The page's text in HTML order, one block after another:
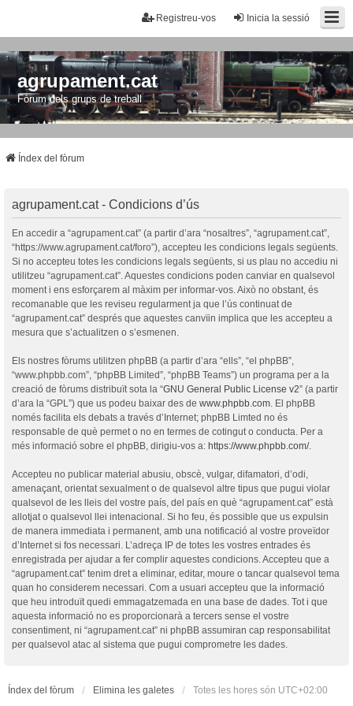
Inicia la sessió
Registreu-vos
agrupament.cat
Fòrum dels grups de treball
Índex del fòrum
agrupament.cat - Condicions d’ús
En accedir a “agrupament.cat” (a partir d’ara “nosaltres”, “agrupament.cat”,
“https://www.agrupament.cat/foro”), accepteu les condicions legals següents.
Si no accepteu totes les condicions legals següents, si us plau no accediu ni
utilitzeu “agrupament.cat”. Aquestes condicions poden canviar en qualsevol
moment i ens esforçarem al màxim per informar-vos. Això no obstant, és
recomanable que les reviseu regularment ja que l’ús continuat de
“agrupament.cat” després que aquestes canvïin implica que les accepteu a
mesura que s’actualitzen o s’esmenen.
Els nostres fòrums utilitzen phpBB (a partir d’ara “ells”, “el phpBB”,
“www.phpbb.com”, “phpBB Limited”, “phpBB Teams”) un programa per a la
creació de fòrums distribuït sota la “GNU General Public License v2” (a partir
d’ara la “GPL”) que us podeu baixar des de www.phpbb.com . El phpBB
només facilita els debats a través d’Internet; phpBB Limted no és
responsable de què permet o no en termes de cotingut o conducta. Per a
més informació sobre el phpBB, dirigiu-vos a: https://www.phpbb.com/.
Accepteu no publicar material abusiu, obscè, vulgar, difamatori, d’odi,
amenaçant, orientat sexualment o de qualsevol altre tipus que pugui violar
qualsevol de les lleis del vostre país, del país en què “agrupament.cat” està
allotjat o qualsevol llei intenacional. Si ho feu, és possible que us expulsin
de manera immediata i permanent, amb una notificació al vostre proveïdor
d’Internet si fos necessari. L’adreça IP de totes les vostres entrades és
enregistrada per ajudar a fer complir aquestes condicions. Accepteu que a
“agrupament.cat” tenim dret a eliminar, editar, moure o tancar qualsevol tema
quan ho considerem necessari. Com a usuari accepteu que la informació
que heu introduït quedi emmagatzemada en una base de dades. Tot i que
aquesta informació no es proporcionarà a tercers sense el vostre
consentiment, ni “agrupament.cat” ni phpBB assumiran cap responsabilitat
per qualsevol atac al sistema que pugui comprometre les dades.
Índex del fòrum Elimina les galetes Totes les hores són UTC+02:00